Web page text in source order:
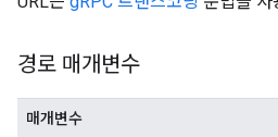
경로 매개변수
매개변수